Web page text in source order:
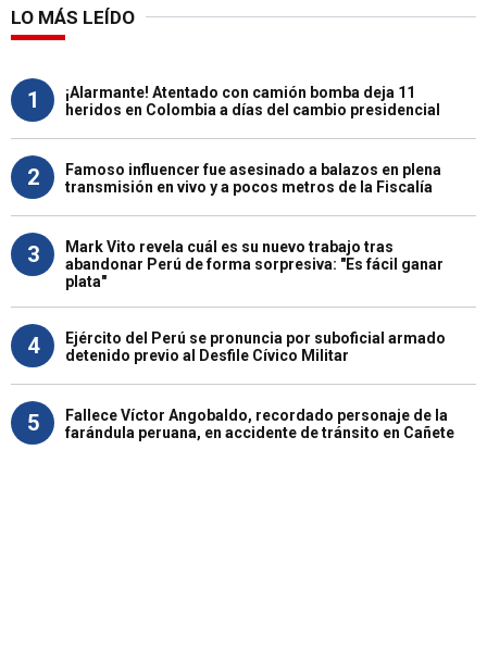
LO MÁS LEÍDO
1
¡Alarmante! Atentado con camión bomba deja 11
heridos en Colombia a días del cambio presidencial
2
Famoso influencer fue asesinado a balazos en plena
transmisión en vivo y a pocos metros de la Fiscalía
3
Mark Vito revela cuál es su nuevo trabajo tras
abandonar Perú de forma sorpresiva: "Es fácil ganar
plata"
4
Ejército del Perú se pronuncia por suboficial armado
detenido previo al Desfile Cívico Militar
5
Fallece Víctor Angobaldo, recordado personaje de la
farándula peruana, en accidente de tránsito en Cañete